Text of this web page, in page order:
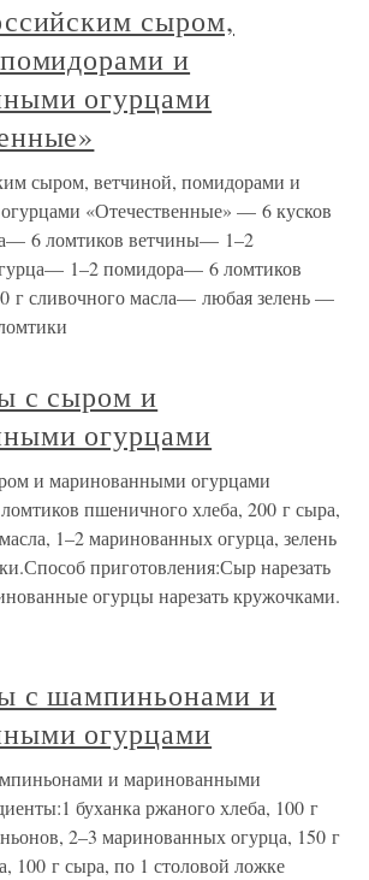
сыром,
и
огурцами
сыром, ветчиной, помидорами и
«Отечественные» — 6 кусков
6 ломтиков ветчины— 1–2
1–2 помидора— 6 ломтиков
г сливочного масла— любая зелень —
с сыром и
огурцами
и маринованными огурцами
пшеничного хлеба, 200 г сыра,
1–2 маринованных огурца, зелень
приготовления:Сыр нарезать
огурцы нарезать кружочками.
с шампиньонами и
огурцами
и маринованными
буханка ржаного хлеба, 100 г
2–3 маринованных огурца, 150 г
100 г сыра, по 1 столовой ложке